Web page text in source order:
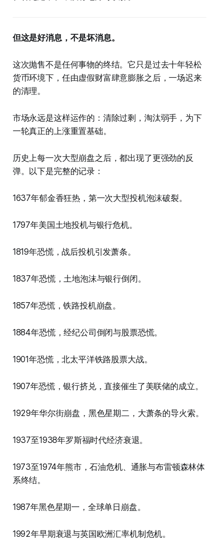
但这是好消息，不是坏消息。
这次抛售不是任何事物的终结。它只是过去十年轻松
货币环境下，任由虚假财富肆意膨胀之后，一场迟来
的清理。
市场永远是这样运作的：清除过剩，淘汰弱手，为下
一轮真正的上涨重置基础。
历史上每一次大型崩盘之后，都出现了更强劲的反
弹。以下是完整的记录：
1637年郁金香狂热，第一次大型投机泡沫破裂。
1797年美国土地投机与银行危机。
1819年恐慌，战后投机引发萧条。
1837年恐慌，土地泡沫与银行倒闭。
1857年恐慌，铁路投机崩盘。
1884年恐慌，经纪公司倒闭与股票恐慌。
1901年恐慌，北太平洋铁路股票大战。
1907年恐慌，银行挤兑，直接催生了美联储的成立。
1929年华尔街崩盘，黑色星期二，大萧条的导火索。
1937至1938年罗斯福时代经济衰退。
1973至1974年熊市，石油危机、通胀与布雷顿森林体
系终结。
1987年黑色星期一，全球单日崩盘。
1992年早期衰退与英国欧洲汇率机制危机。